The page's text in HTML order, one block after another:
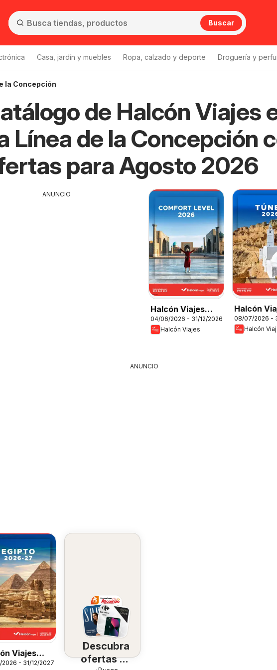
Buscar
Casa, jardín y muebles Ropa, calzado y deporte Droguería y
la Concepción
de Halcón Viajes
Línea de la Concepción
para Agosto 2026
ANUNCIO
Halcón Viajes
Comfort level
2026
04/06/2026 - 31/12/2026
Halcón Viajes
Halcón
Túnez
08/07/2026 -
Halcón
ANUNCIO
Viajes
- 31/12/2027
Descubra
ofertas en
La Línea de la Concepción Halcón Viajes La Línea de la Concepción